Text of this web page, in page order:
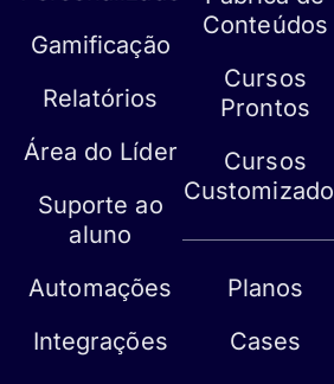
Gamificação
Relatórios
Área do Líder
Suporte ao
aluno
Automações
Integrações
Conteúdos
Cursos
Prontos
Cursos
Planos
Cases